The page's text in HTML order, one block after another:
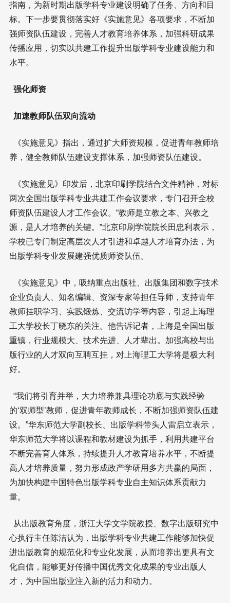
指南，为新时期出版学科专业建设明确了任务、方向和目
标。下一步要贯彻落实好《实施意见》各项要求，不断加
强师资队伍建设，完善人才教育培养体系，加强科研成果
传播应用，切实以共建工作提升出版学科专业建设能力和
水平。
强化师资
加速教师队伍双向流动
《实施意见》指出，通过扩大师资规模，促进青年教师培
养，健全教师队伍建设支撑体系，加强师资队伍建设。
《实施意见》印发后，北京印刷学院结合文件精神，对标
两次全国出版学科专业共建工作会议要求，专门召开全校
师资队伍建设人才工作会议。“教师是立教之本、兴教之
源，是人才培养的关键。”北京印刷学院院长田忠利表示，
学校已专门制定高层次人才引进和卓越人才培育办法，为
出版学科专业发展建强优质师资队伍。
《实施意见》中，吸纳重点出版社、出版集团和数字技术
企业负责人、知名编辑、资深专家等担任导师，支持青年
教师挂职学习、实践锻炼、交流访学等内容，引起上海理
工大学校长丁晓东的关注。他告诉记者，上海是全国出版
重镇，行业规模大、技术先进、人才辈出。加强高校与出
版行业的人才双向互聘互挂，对上海理工大学将是极大利
好。
“我们将引育并举，大力培养兼具理论功底与实践经验
的‘双师型’教师，促进青年教师成长，不断加强师资队伍建
设。”华东师范大学副校长、出版学科带头人雷启立表示，
华东师范大学将以课程和教材建设为抓手，利用共建平台
不断完善育人体系，持续提升人才教育培养水平，不断提
高人才培养质量，努力形成政产学研用多方共赢的局面，
为加快构建中国特色出版学科专业自主知识体系贡献力
量。
从出版教育角度，浙江大学文学院教授、数字出版研究中
心执行主任陈洁认为，出版学科专业共建工作能够加快促
进出版教育的规范化和专业化发展，从而培养出更具有文
化自信，能够更好传播中国优秀文化成果的专业出版人
才，为中国出版业注入新的活力和动力。